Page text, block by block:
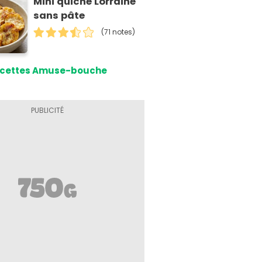
sans pâte
(71 notes)
Amuse-bouche